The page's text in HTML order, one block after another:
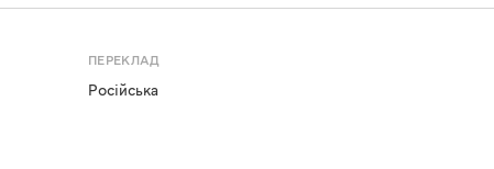
ПЕРЕКЛАД
Російська